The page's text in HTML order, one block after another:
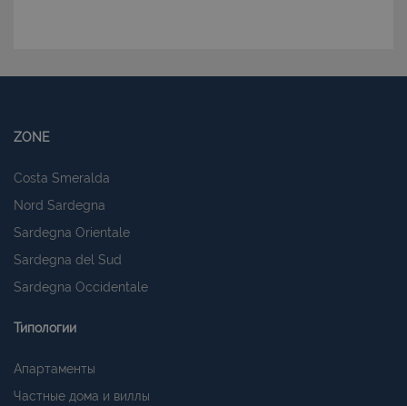
ZONE
Costa Smeralda
Nord Sardegna
Sardegna Orientale
Sardegna del Sud
Sardegna Occidentale
Типологии
Апартаменты
Частные дома и виллы